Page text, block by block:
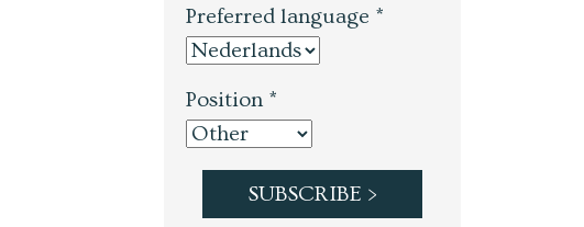
Preferred language *
Position *